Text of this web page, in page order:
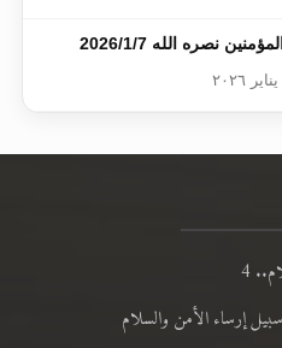
نصره الله 2026/1/7
4
إرساء الأمن والسلام